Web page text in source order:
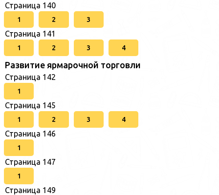
Страница 140
1 2 3
Страница 141
1 2 3 4
Развитие ярмарочной торговли
Страница 142
1
Страница 145
1 2 3 4
Страница 146
1
Страница 147
1
Страница 149